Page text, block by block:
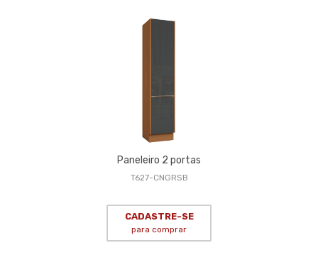
Paneleiro 2 portas
T627-CNGRSB
CADASTRE-SE
para comprar